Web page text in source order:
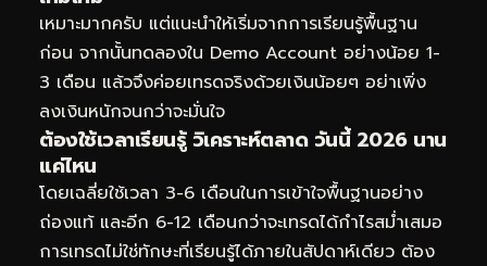
เหมาะมากครับ แต่แนะนำให้เริ่มจากการเรียนรู้พื้นฐาน
ก่อน จากนั้นทดลองใน Demo Account อย่างน้อย 1-
3 เดือน แล้วจึงค่อยเทรดจริงด้วยเงินน้อยๆ อย่าเพิ่ง
ลงเงินหนักจนกว่าจะมั่นใจ
ต้องใช้เวลาเรียนรู้ วิเคราะห์ตลาด วันนี้ 2026 นาน
แค่ไหน
โดยเฉลี่ยใช้เวลา 3-6 เดือนในการเข้าใจพื้นฐานอย่าง
ถ่องแท้ และอีก 6-12 เดือนกว่าจะเทรดได้กำไรสม่ำเสมอ
การเทรดไม่ใช่ทักษะที่เรียนรู้ได้ภายในสัปดาห์เดียว ต้อง